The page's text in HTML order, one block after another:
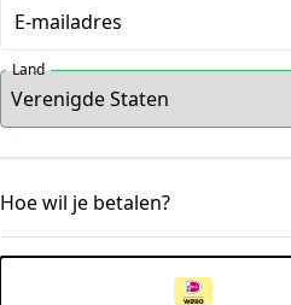
E-mailadres
Land
Hoe wil je betalen?